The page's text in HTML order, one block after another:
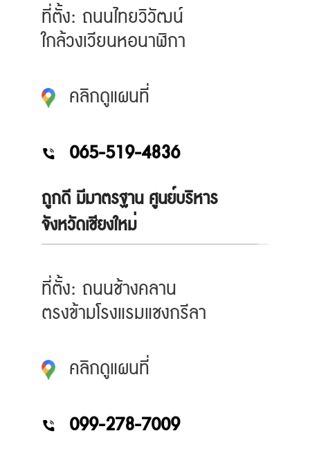
ที่ตั้ง: ถนนไทยวิวัฒน์
ใกล้วงเวียนหอนาฬิกา
คลิกดูแผนที่
065-519-4836
ถูกดี มีมาตรฐาน ศูนย์บริหาร
จังหวัดเชียงใหม่
ที่ตั้ง: ถนนช้างคลาน
ตรงข้ามโรงแรมแชงกรีลา
คลิกดูแผนที่
099-278-7009